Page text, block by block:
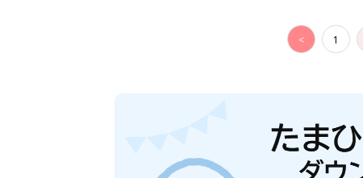
< 1